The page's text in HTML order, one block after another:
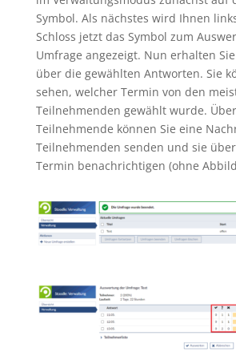
Symbol. Als nächstes wird Ihnen
Schloss jetzt das Symbol zum
Umfrage angezeigt. Nun erhalten
über die gewählten Antworten. Sie
sehen, welcher Termin von den
Teilnehmenden gewählt wurde.
Teilnehmende können Sie eine
Teilnehmenden senden und sie
Termin benachrichtigen (ohne